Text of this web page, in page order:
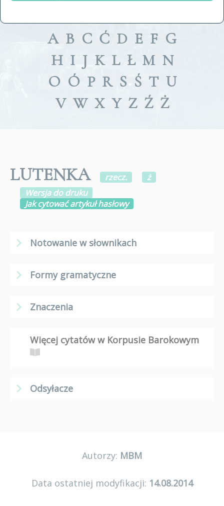
A B C Ć D E F G
H I J K L Ł M N
O Ó P R S Ś T U
V W X Y Z Ź Ż
LUTENKA rzecz.
ż
Wersja do druku
Jak cytować artykuł hasłowy
Notowanie w słownikach
Formy gramatyczne
Znaczenia
Więcej cytatów w Korpusie Barokowym
Odsyłacze
Autorzy: MBM
Data ostatniej modyfikacji: 14.08.2014